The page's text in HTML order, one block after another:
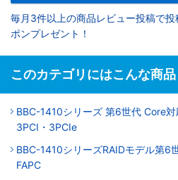
毎月3件以上の商品レビュー投稿で
ポンプレゼント！
このカテゴリにはこんな商品
BBC-1410シリーズ 第6世代 Core
3PCI・3PCIe
BBC-1410シリーズRAIDモデル第6
FAPC